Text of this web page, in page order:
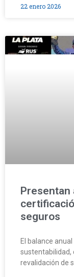
22 enero 2026
Presentan
seguros
El balance
sustentabilidad,
revalidación de